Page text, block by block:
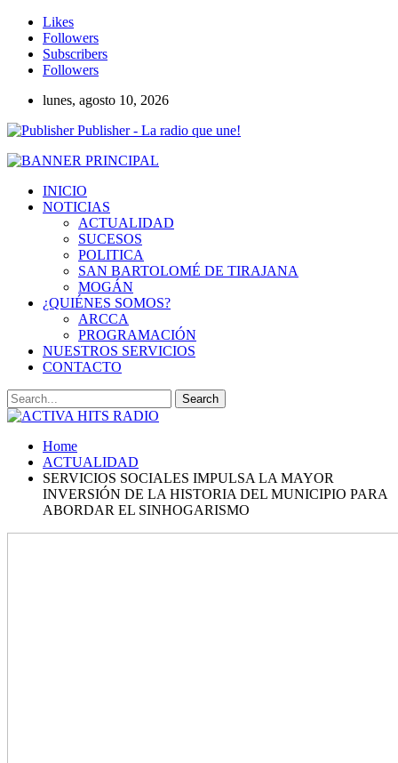
Likes
Followers
Subscribers
Followers
lunes, agosto 10, 2026
Publisher - La radio que une!
INICIO
NOTICIAS
ACTUALIDAD
SUCESOS
POLITICA
SAN BARTOLOMÉ DE TIRAJANA
MOGÁN
¿QUIÉNES SOMOS?
ARCCA
PROGRAMACIÓN
NUESTROS SERVICIOS
CONTACTO
Home
ACTUALIDAD
SERVICIOS SOCIALES IMPULSA LA MAYOR
INVERSIÓN DE LA HISTORIA DEL MUNICIPIO PARA
ABORDAR EL SINHOGARISMO